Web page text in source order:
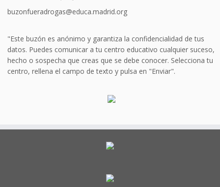
buzonfueradrogas@educa.madrid.org
"Este buzón es anónimo y garantiza la confidencialidad de tus
datos. Puedes comunicar a tu centro educativo cualquier suceso,
hecho o sospecha que creas que se debe conocer. Selecciona tu
centro, rellena el campo de texto y pulsa en "Enviar".